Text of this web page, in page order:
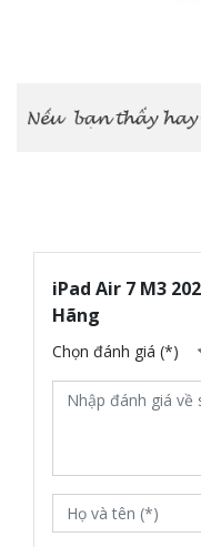
Thiết Kế Siêu
Apple luôn biết cách
Air 6 M3 2025 không
khung viền nhôm
đến bất cứ đâu.
Dù sở hữu kích thước
vẫn giữ được sự gọn
iPad Air 7 M3
Hãng
Chọn đánh giá (*)